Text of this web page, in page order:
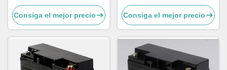
litio hierro fosfato para
bicicleta eléctrica
Consiga el mejor precio
directa
Consiga el mejor precio